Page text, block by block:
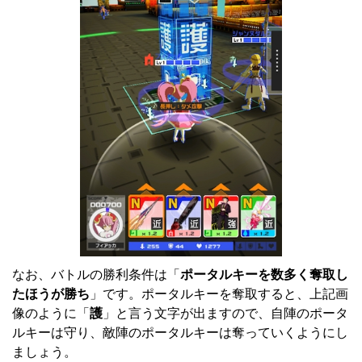
なお、バトルの勝利条件は「ポータルキーを数多く奪取し
たほうが勝ち 」です。ポータルキーを奪取すると、上記画
像のように「護 」と言う文字が出ますので、自陣のポータ
ルキーは守り、敵陣のポータルキーは奪っていくようにし
ましょう。